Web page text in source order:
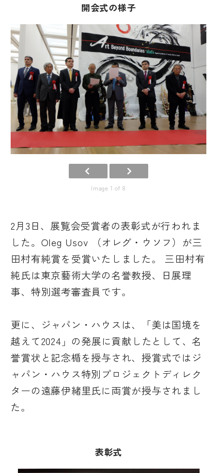
開会式の様子
Image 1 of 8
2月3日、展覧会受賞者の表彰式が行われま
した。Oleg Usov （オレグ・ウソフ）が三
田村有純賞を受賞いたしました。 三田村有
純氏は東京藝術大学の名誉教授、日展理
事、特別選考審査員です。
更に、ジャパン・ハウスは、「美は国境を
越えて2024」の発展に貢献したとして、名
誉賞状と記念楯を授与され、授賞式ではジ
ャパン・ハウス特別プロジェクトディレク
ターの遠藤伊緒里氏に両賞が授与されまし
た。
表彰式